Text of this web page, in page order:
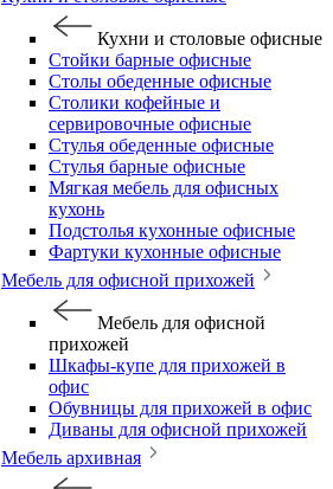
Кухни и столовые офисные
Стойки барные офисные
Столы обеденные офисные
Столики кофейные и
сервировочные офисные
Стулья обеденные офисные
Стулья барные офисные
Мягкая мебель для офисных
кухонь
Подстолья кухонные офисные
Фартуки кухонные офисные
Мебель для офисной прихожей
Мебель для офисной
прихожей
Шкафы-купе для прихожей в
офис
Обувницы для прихожей в офис
Диваны для офисной прихожей
Мебель архивная